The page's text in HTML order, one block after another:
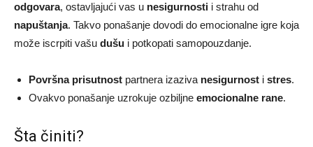
odgovara, ostavljajući vas u nesigurnosti i strahu od
napuštanja. Takvo ponašanje dovodi do emocionalne igre koja
može iscrpiti vašu dušu i potkopati samopouzdanje.
Površna prisutnost partnera izaziva nesigurnost i stres.
Ovakvo ponašanje uzrokuje ozbiljne emocionalne rane.
Šta činiti?